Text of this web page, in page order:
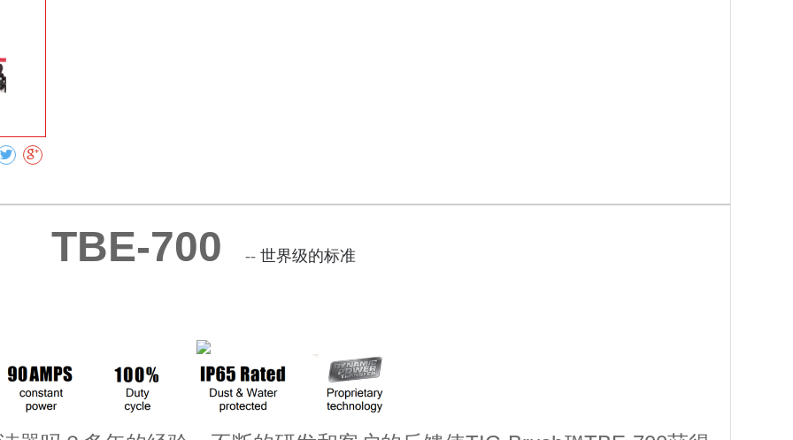
TBE-700 -- 世界级的标准